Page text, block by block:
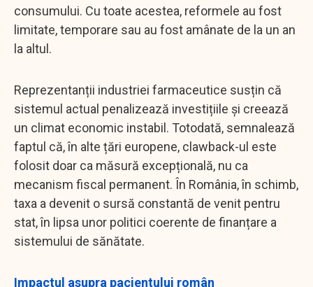
consumului. Cu toate acestea, reformele au fost
limitate, temporare sau au fost amânate de la un an
la altul.
Reprezentanții industriei farmaceutice susțin că
sistemul actual penalizează investițiile și creează
un climat economic instabil. Totodată, semnalează
faptul că, în alte țări europene, clawback-ul este
folosit doar ca măsură excepțională, nu ca
mecanism fiscal permanent. În România, în schimb,
taxa a devenit o sursă constantă de venit pentru
stat, în lipsa unor politici coerente de finanțare a
sistemului de sănătate.
Impactul asupra pacientului român